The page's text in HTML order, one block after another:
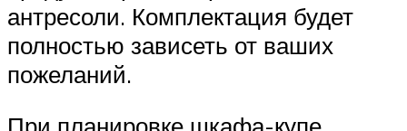
антресоли. Комплектация будет
полностью зависеть от ваших
пожеланий.